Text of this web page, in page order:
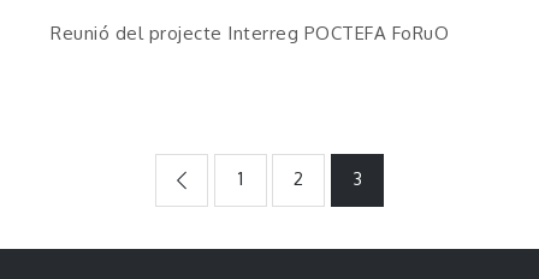
Reunió del projecte Interreg POCTEFA FoRuO
Navegació
d'entrades
1 2 3